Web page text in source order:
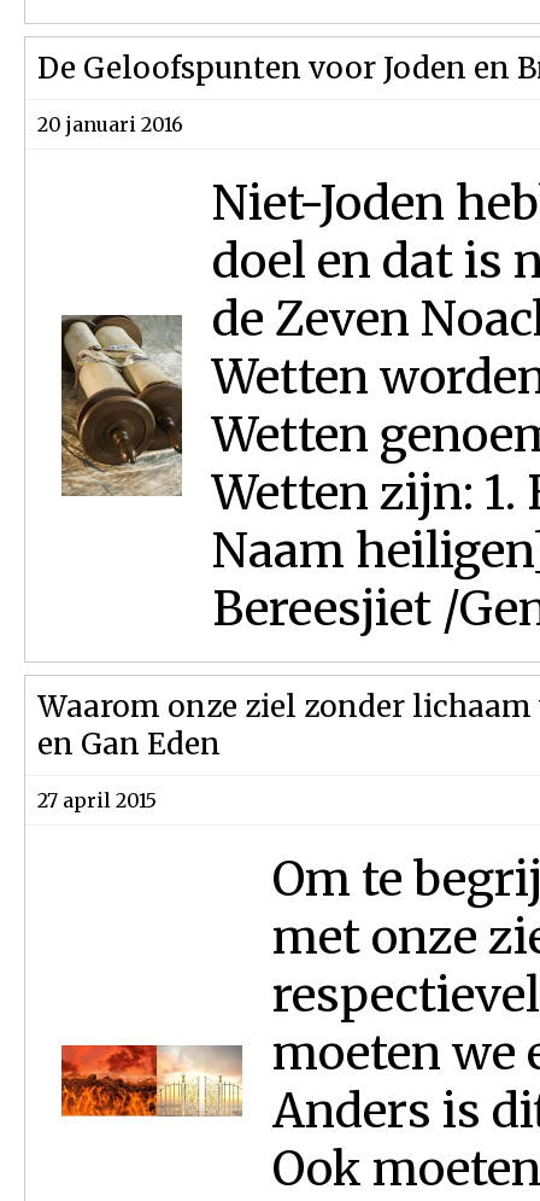
De Geloofspunten voor Joden en
20 januari 2016
Niet-Joden
doel en dat is
de Zeven
Wetten
Wetten
Wetten zijn:
Naam
Bereesjiet /
Waarom onze ziel zonder
en Gan Eden
27 april 2015
Om te
met onze
moeten we
Anders is
Ook